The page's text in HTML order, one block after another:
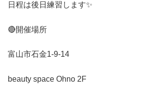
日程は後日練習します✨
🔴開催場所
富山市石金1-9-14
beauty space Ohno 2F